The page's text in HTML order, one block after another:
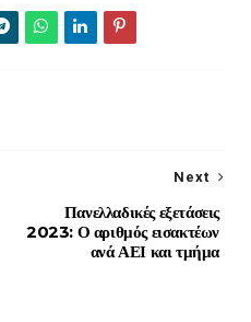
Next
Πανελλαδικές εξετάσεις
2023: Ο αριθμός εισακτέων
ανά ΑΕΙ και τμήμα